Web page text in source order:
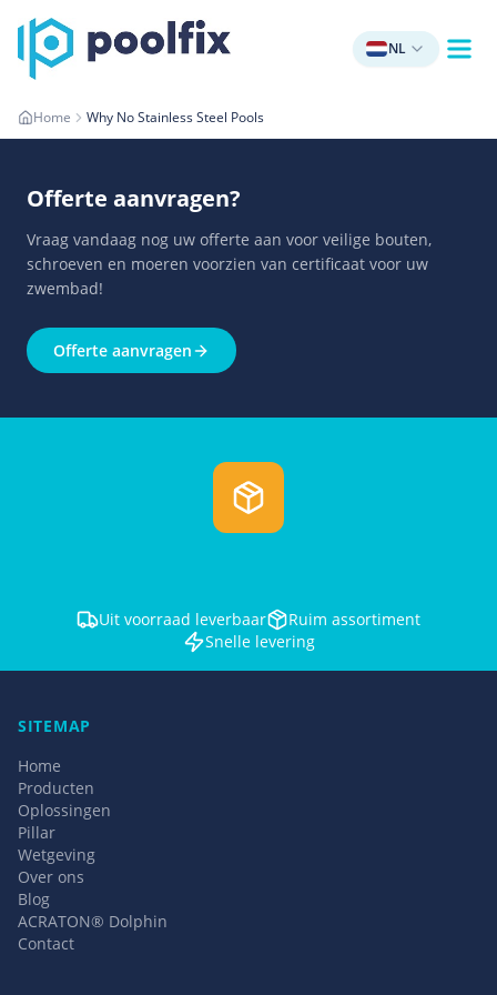
NL
Home Why No Stainless Steel Pools
Offerte aanvragen?
Vraag vandaag nog uw offerte aan voor veilige bouten,
schroeven en moeren voorzien van certificaat voor uw
zwembad!
Offerte aanvragen
Uit voorraad leverbaar
Ruim assortiment
Snelle levering
SITEMAP
Home
Producten
Oplossingen
Pillar
Wetgeving
Over ons
Blog
ACRATON® Dolphin
Contact